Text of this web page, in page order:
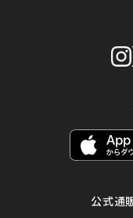
公式通